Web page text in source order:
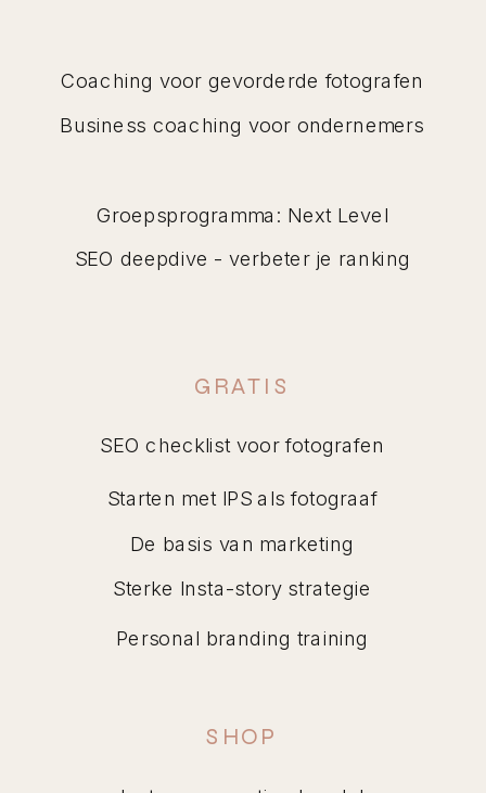
Business coaching voor ondernemers
Coaching voor gevorderde fotografen
Groepsprogramma: Next Level
SEO deepdive - verbeter je ranking
GRATIS
SEO checklist voor fotografen
Sterke Insta-story strategie
De basis van marketing
Personal branding training
SHOP
Starten met IPS als fotograaf